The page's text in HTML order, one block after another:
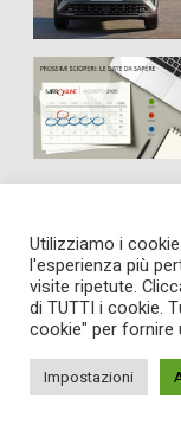
Utilizziamo i
l'esperienza più
visite ripetute.
di TUTTI i cookie.
cookie" per
Impostazioni